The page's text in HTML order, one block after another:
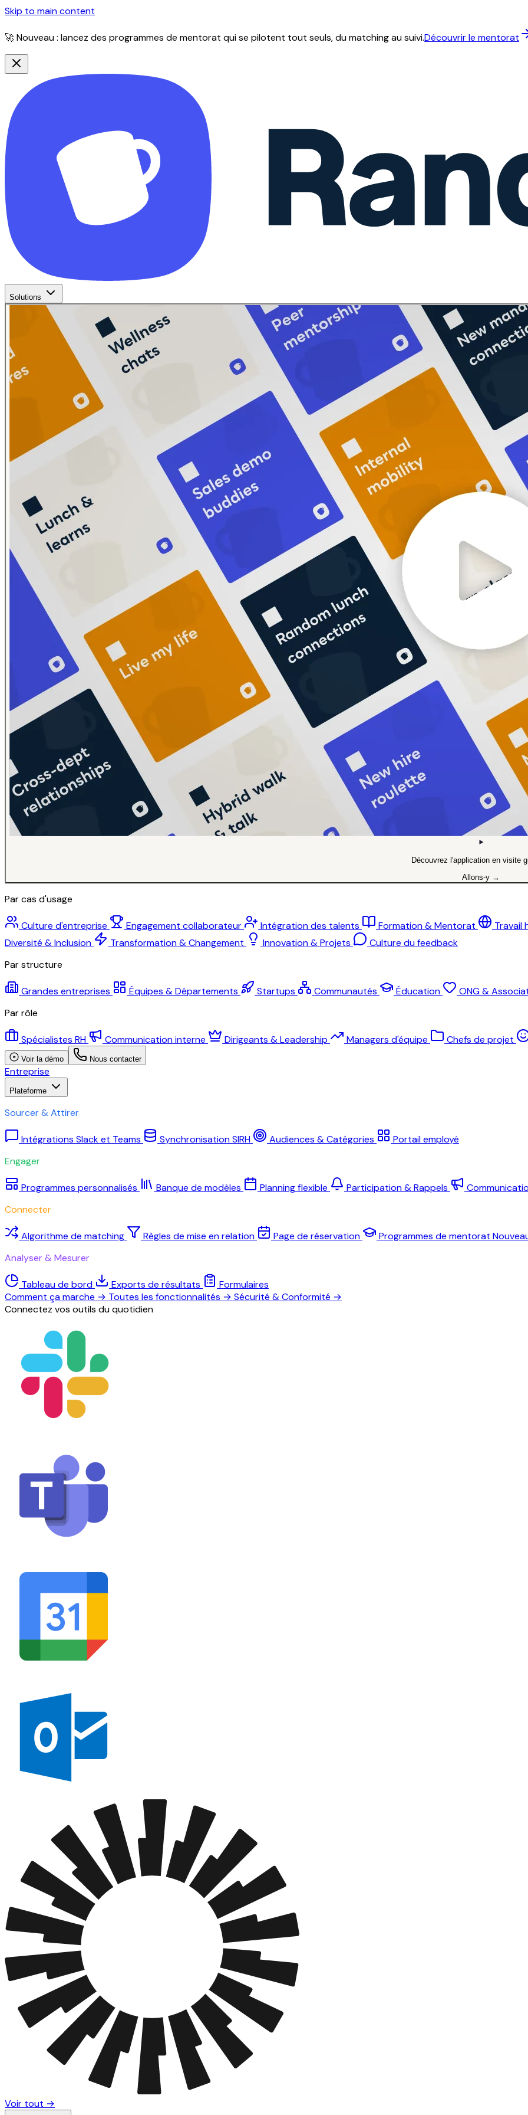
Skip to main content
🚀 Nouveau : lancez des programmes de mentorat qui se pilotent tout seuls, du matching au suivi.Découvrir le mentorat
Solutions
Découvrez l'application en visite
Allons-y →
Par cas d'usage
Culture d'entreprise Engagement collaborateur Intégration des talents Formation & Mentorat
Travail
Diversité & Inclusion
Transformation & Changement Innovation & Projets
Culture du feedback
Par structure
Grandes entreprises Équipes & Départements Startups Communautés Éducation
ONG &
Par rôle
Spécialistes RH Communication interne Dirigeants & Leadership Managers d'équipe Chefs de projet
Voir la démo Nous contacter
Entreprise
Plateforme
Sourcer & Attirer
Intégrations Slack et Teams Synchronisation SIRH Audiences & Catégories
Portail employé
Engager
Programmes personnalisés Banque de modèles Planning flexible Participation & Rappels
Connecter
Algorithme de matching Règles de mise en relation Page de réservation Programmes de mentorat
Analyser & Mesurer
Tableau de bord Exports de résultats
Formulaires
Comment ça marche → Toutes les fonctionnalités → Sécurité & Conformité →
Connectez vos outils du quotidien
Voir tout →